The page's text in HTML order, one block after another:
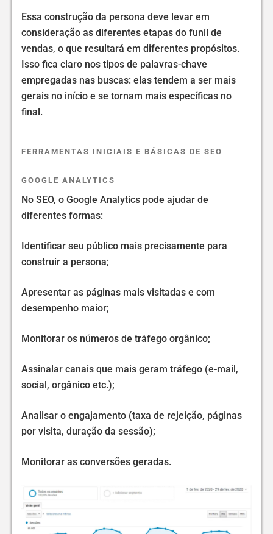
Essa construção da persona deve levar em
consideração as diferentes etapas do funil de
vendas, o que resultará em diferentes propósitos.
Isso fica claro nos tipos de palavras-chave
empregadas nas buscas: elas tendem a ser mais
gerais no início e se tornam mais específicas no
final.
FERRAMENTAS INICIAIS E BÁSICAS DE SEO
GOOGLE ANALYTICS
No SEO, o Google Analytics pode ajudar de
diferentes formas:
Identificar seu público mais precisamente para
construir a persona;
Apresentar as páginas mais visitadas e com
desempenho maior;
Monitorar os números de tráfego orgânico;
Assinalar canais que mais geram tráfego (e-mail,
social, orgânico etc.);
Analisar o engajamento (taxa de rejeição, páginas
por visita, duração da sessão);
Monitorar as conversões geradas.